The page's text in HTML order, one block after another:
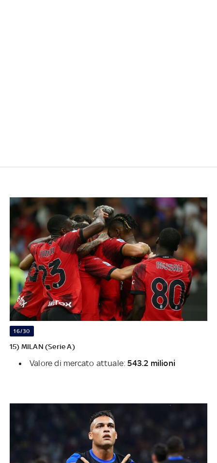
16/30
15) MILAN (Serie A)
Valore di mercato attuale:543.2 milioni